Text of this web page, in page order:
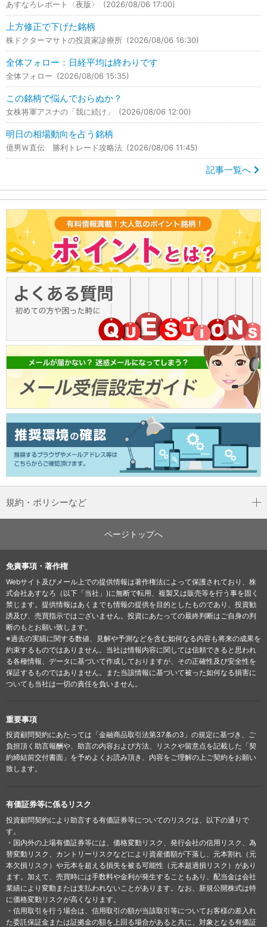
あすなろレポート〈夜版〉 (2026/08/06 17:00)
上方修正で下げた銘柄
株ドクターマサトの投資家診療所 (2026/08/06 16:30)
全体フォロー：日経平均は終わりです
全体フォロー (2026/08/06 15:35)
この銘柄で悩んでおらぬか？
女株将軍アスナの「我に続け」 (2026/08/06 12:00)
明日の相場動向を占う銘柄
億男Ｗ直伝 勝利トレード攻略法 (2026/08/06 11:45)
記事一覧へ
規約・ポリシーなど
ページトップへ
免責事項・著作権
Webサイト及びメール上での提供情報は著作権法によって保護されており、株
式会社あすなろ（以下「当社」)に無断で転用、複製又は販売等を行う事を固く
禁じます。提供情報はあくまでも情報の提供を目的としたものであり、投資勧
誘及び、売買指示ではございません。投資にあたっての最終判断はご自身の判
断のもとお願い致します。
※過去の実績に関する数値、見解や予測などを含む如何なる内容も将来の成果を
約束するものではありません。当社は情報内容に関しては信頼できると思われ
る各種情報、データに基づいて作成しておりますが、その正確性及び安全性を
保証するものではありません。また当該情報に基づいて被った如何なる損害に
ついても当社は一切の責任を負いません。
重要事項
投資顧問契約にあたっては「金融商品取引法第37条の3」の規定に基づき、ご
負担頂く助言報酬や、助言の内容および方法、リスクや留意点を記載した「契
約締結前交付書面」を予めよくお読み頂き、内容をご理解の上ご契約をお願い
致します。
有価証券等に係るリスク
投資顧問契約により助言する有価証券等についてのリスクは、以下の通りで
す。
・国内外の上場有価証券等には、価格変動リスク、発行会社の信用リスク、為
替変動リスク、カントリーリスクなどにより資産価額が下落し、元本割れ（元
本欠損リスク）や元本を超える損失を被る可能性（元本超過損リスク）があり
ます。加えて、売買時には手数料や金利が発生することもあり、配当金は会社
業績により変動または支払われないことがあります。なお、新規公開株式は特
に価格変動リスクが高くなります。
・信用取引を行う場合は、信用取引の額が当該取引等についてお客様の差入れ
た委託保証金または証拠金の額を上回る場合があると共に、対象となる有価証